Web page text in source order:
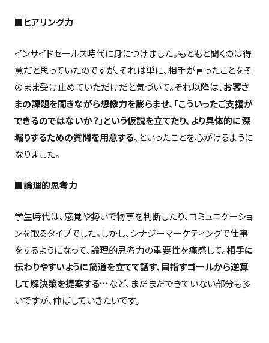
■ヒアリング力
インサイドセールス時代に身につけました。もともと聞くのは得
意だと思っていたのですが、それは単に、相手が言ったことをそ
のまま受け止めていただけだと気づいて。それ以降は、 お客さ
まの課題を聞きながら想像力を膨らませ、「こういったご支援が
できるのではないか？」という仮説を立てたり、より具体的に深
堀りするための質問を用意する、といったことを心がけるように
なりました。
■論理的思考力
学生時代は、感覚や勢いで物事を判断したり、コミュニケーショ
ンを取るタイプでした。しかし、シナジーマーケティングで仕事
をするようになって、論理的思考力の重要性を痛感して。相手に
伝わりやすいように筋道を立てて話す、目指すゴールから逆算
して解決策を提案する…など、まだまだできていない部分も多
いですが、伸ばしていきたいです。